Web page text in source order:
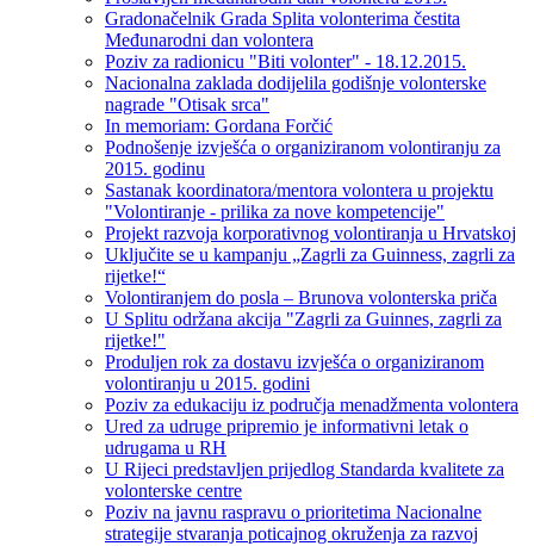
Gradonačelnik Grada Splita volonterima čestita
Međunarodni dan volontera
Poziv za radionicu "Biti volonter" - 18.12.2015.
Nacionalna zaklada dodijelila godišnje volonterske
nagrade "Otisak srca"
In memoriam: Gordana Forčić
Podnošenje izvješća o organiziranom volontiranju za
2015. godinu
Sastanak koordinatora/mentora volontera u projektu
"Volontiranje - prilika za nove kompetencije"
Projekt razvoja korporativnog volontiranja u Hrvatskoj
Uključite se u kampanju „Zagrli za Guinness, zagrli za
rijetke!“
Volontiranjem do posla – Brunova volonterska priča
U Splitu održana akcija "Zagrli za Guinnes, zagrli za
rijetke!"
Produljen rok za dostavu izvješća o organiziranom
volontiranju u 2015. godini
Poziv za edukaciju iz područja menadžmenta volontera
Ured za udruge pripremio je informativni letak o
udrugama u RH
U Rijeci predstavljen prijedlog Standarda kvalitete za
volonterske centre
Poziv na javnu raspravu o prioritetima Nacionalne
strategije stvaranja poticajnog okruženja za razvoj